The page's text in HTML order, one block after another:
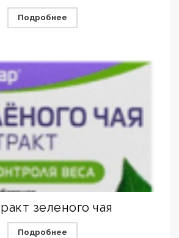
Подробнее
зеленого чая
Подробнее